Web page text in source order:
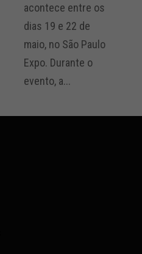
acontece entre os
dias 19 e 22 de
maio, no São Paulo
Expo. Durante o
evento, a...